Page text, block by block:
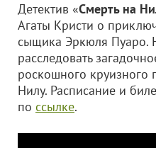
Детектив «Смерть на
Агаты Кристи о
сыщика Эркюля Пуаро.
расследовать
роскошного круизного
Нилу. Расписание и
по ссылке.